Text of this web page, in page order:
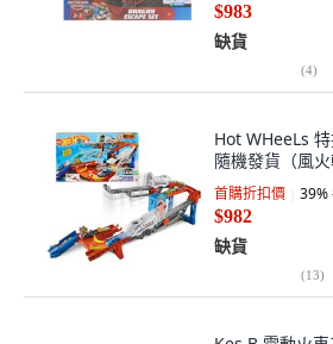
$983
缺貨
(4)
Hot WHeeLs
隨機發貨（風火
首購折扣價 39%
$982
缺貨
(13)